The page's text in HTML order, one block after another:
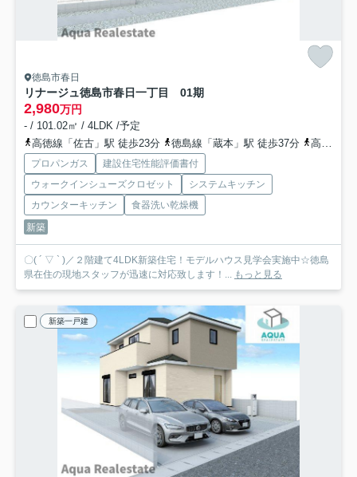
徳島市春日
リナージュ徳島市春日一丁目 01期
2,980万円
- / 101.02㎡ / 4LDK /予定
高徳線「佐古」駅 徒歩23分
徳島線「蔵本」駅 徒歩37分 高徳線「徳島」駅 徒歩42分
プロパンガス
建設住宅性能評価書付
ウォークインシューズクロゼット
システムキッチン
カウンターキッチン
食器洗い乾燥機
新築
〇( ´ ▽ ` )／２階建て4LDK新築住宅！モデルハウス見学会実施中☆徳島
県在住の現地スタッフが迅速に対応致します！... もっと見る
新築一戸建